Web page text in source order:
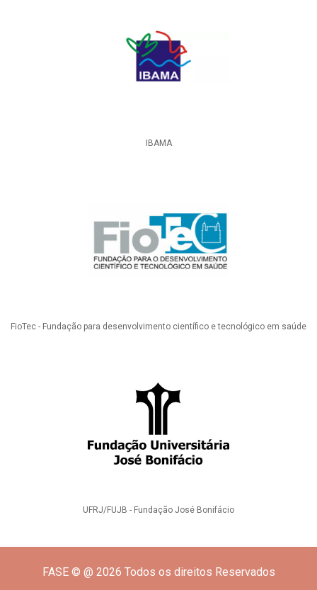
IBAMA
FioTec - Fundação para desenvolvimento científico e tecnológico em saúde
UFRJ/FUJB - Fundação José Bonifácio
FASE © @ 2026 Todos os direitos Reservados